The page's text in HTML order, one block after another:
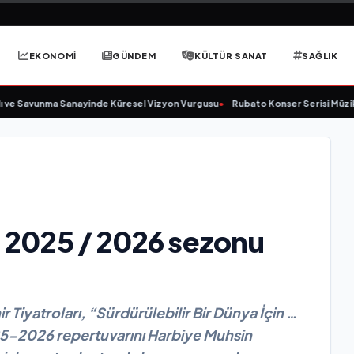
EKONOMİ GÜNDEM KÜLTÜR SANAT SAĞLIK
Sanayinde Küresel Vizyon Vurgusu• Rubato Konser Serisi
2025 / 2026 sezonu
Tiyatroları, “Sürdürülebilir Bir Dünya İçin …
2026 repertuvarını Harbiye Muhsin